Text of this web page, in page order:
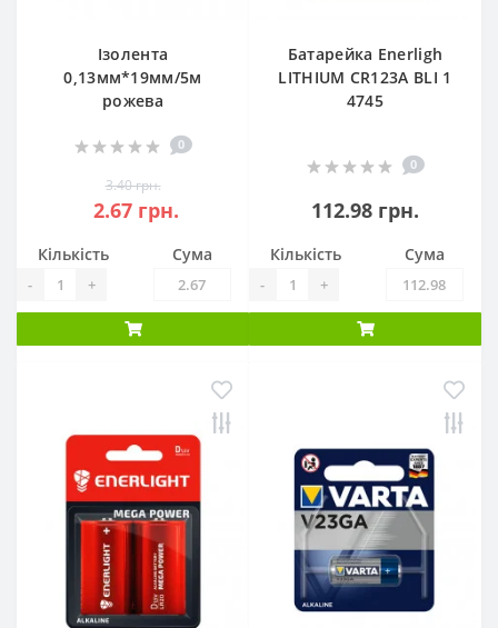
Ізолента
0,13мм*19мм/5м
рожева
0
3.40 грн.
2.67 грн.
Кількість
- +
Сума
Батарейка Enerligh
LITHIUM CR123А BLI 1
4745
0
112.98 грн.
Кількість
- +
Сума